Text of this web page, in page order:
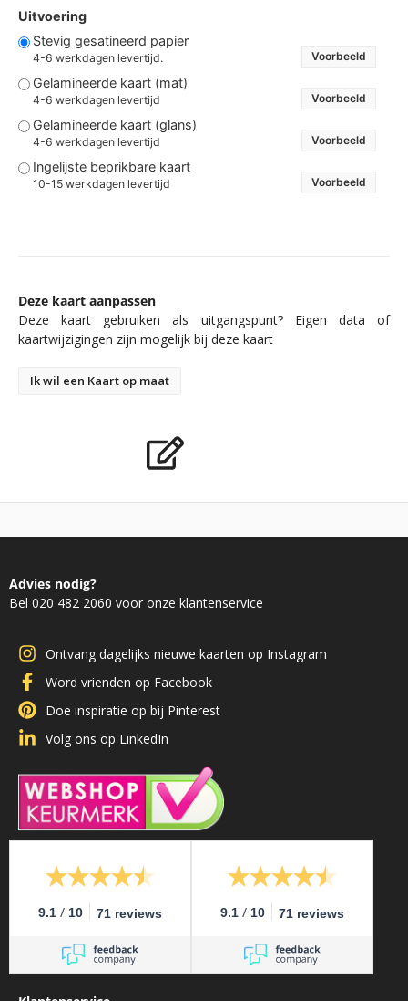
Uitvoering
Stevig gesatineerd papier
4-6 werkdagen levertijd. Voorbeeld
Gelamineerde kaart (mat)
4-6 werkdagen levertijd Voorbeeld
Gelamineerde kaart (glans)
4-6 werkdagen levertijd Voorbeeld
Ingelijste beprikbare kaart
10-15 werkdagen levertijd Voorbeeld
Deze kaart aanpassen
Deze kaart gebruiken als uitgangspunt? Eigen data of
kaartwijzigingen zijn mogelijk bij deze kaart
Ik wil een Kaart op maat
Advies nodig?
Bel 020 482 2060 voor onze klantenservice
Ontvang dagelijks nieuwe kaarten op Instagram
Word vrienden op Facebook
Doe inspiratie op bij Pinterest
Volg ons op LinkedIn
9.1 / 10 71 reviews 9.1 / 10 71 reviews